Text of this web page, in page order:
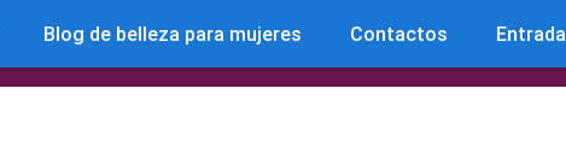
Blog de belleza para mujeres Contactos Entrada